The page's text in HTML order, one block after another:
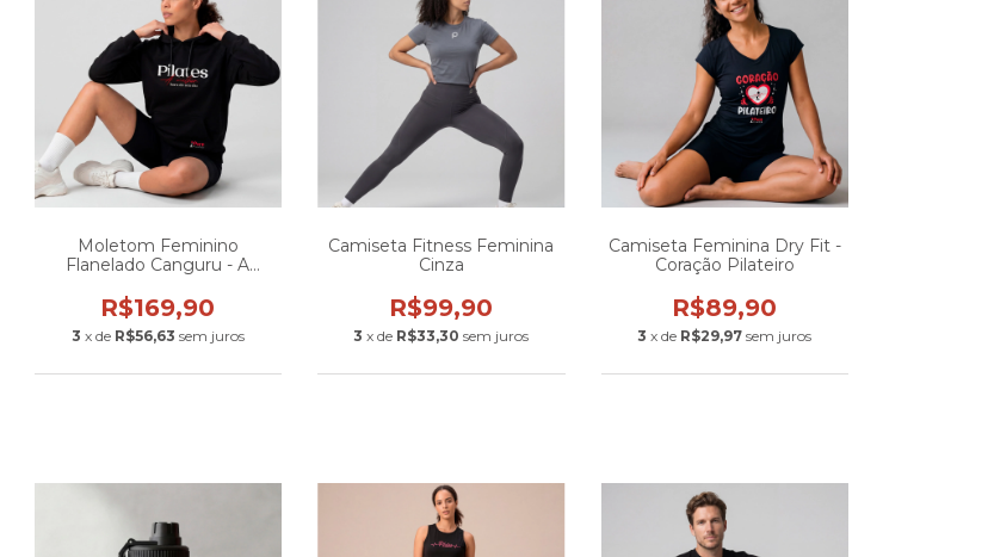
Moletom Feminino
Flanelado Canguru - A
R$169,90
3 x de R$56,63 sem juros
Camiseta Fitness Feminina
Cinza
R$99,90
3 x de R$33,30 sem juros
Camiseta Feminina Dry Fit -
Coração Pilateiro
R$89,90
3 x de R$29,97 sem juros